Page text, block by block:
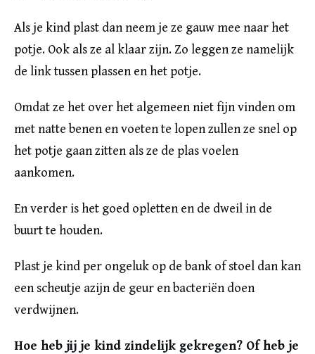
Als je kind plast dan neem je ze gauw mee naar het
potje. Ook als ze al klaar zijn. Zo leggen ze namelijk
de link tussen plassen en het potje.
Omdat ze het over het algemeen niet fijn vinden om
met natte benen en voeten te lopen zullen ze snel op
het potje gaan zitten als ze de plas voelen
aankomen.
En verder is het goed opletten en de dweil in de
buurt te houden.
Plast je kind per ongeluk op de bank of stoel dan kan
een scheutje azijn de geur en bacteriën doen
verdwijnen.
Hoe heb jij je kind zindelijk gekregen? Of heb je